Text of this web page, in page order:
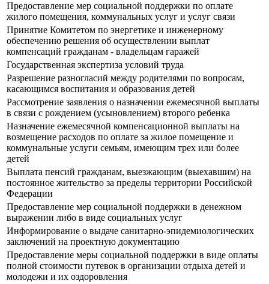
Предоставление мер социальной поддержки по оплате
жилого помещения, коммунальных услуг и услуг связи
Принятие Комитетом по энергетике и инженерному
обеспечению решения об осуществлении выплат
компенсаций гражданам - владельцам гаражей
Государственная экспертиза условий труда
Разрешение разногласий между родителями по вопросам,
касающимся воспитания и образования детей
Рассмотрение заявления о назначении ежемесячной выплаты
в связи с рождением (усыновлением) второго ребенка
Назначение ежемесячной компенсационной выплаты на
возмещение расходов по оплате за жилое помещение и
коммунальные услуги семьям, имеющим трех или более
детей
Выплата пенсий гражданам, выезжающим (выехавшим) на
постоянное жительство за пределы территории Российской
Федерации
Предоставление мер социальной поддержки в денежном
выражении либо в виде социальных услуг
Информирование о выдаче санитарно-эпидемиологических
заключений на проектную документацию
Предоставление меры социальной поддержки в виде оплаты
полной стоимости путевок в организации отдыха детей и
молодежи и их оздоровления